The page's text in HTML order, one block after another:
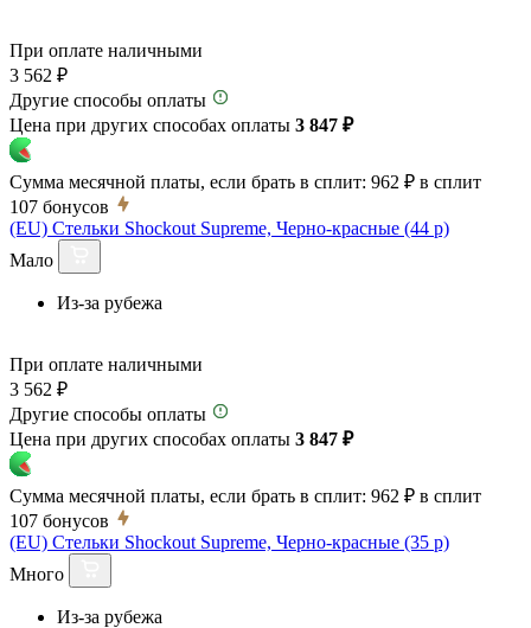
При оплате наличными
3 562 ₽
Другие способы оплаты
Цена при других способах оплаты 3 847 ₽
Сумма месячной платы, если брать в сплит: 962 ₽ в сплит
107 бонусов
(EU) Стельки Shockout Supreme, Черно-красные (44 р)
Мало
Из-за рубежа
При оплате наличными
3 562 ₽
Другие способы оплаты
Цена при других способах оплаты 3 847 ₽
Сумма месячной платы, если брать в сплит: 962 ₽ в сплит
107 бонусов
(EU) Стельки Shockout Supreme, Черно-красные (35 р)
Много
Из-за рубежа